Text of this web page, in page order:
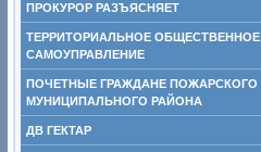
ПРОКУРОР РАЗЪЯСНЯЕТ
ТЕРРИТОРИАЛЬНОЕ ОБЩЕСТВЕННОЕ
САМОУПРАВЛЕНИЕ
ПОЧЕТНЫЕ ГРАЖДАНЕ ПОЖАРСКОГО
МУНИЦИПАЛЬНОГО РАЙОНА
ДВ ГЕКТАР